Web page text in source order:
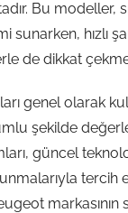
Bu modeller,
sunarken, hızlı
de dikkat
genel olarak
şekilde
güncel
tercih
markasının